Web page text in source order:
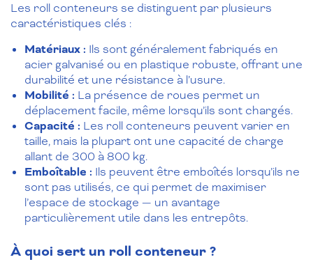
Les roll conteneurs se distinguent par plusieurs
caractéristiques clés :
Matériaux : Ils sont généralement fabriqués en
acier galvanisé ou en plastique robuste, offrant une
durabilité et une résistance à l’usure.
Mobilité : La présence de roues permet un
déplacement facile, même lorsqu’ils sont chargés.
Capacité : Les roll conteneurs peuvent varier en
taille, mais la plupart ont une capacité de charge
allant de 300 à 800 kg.
Emboîtable : Ils peuvent être emboîtés lorsqu’ils ne
sont pas utilisés, ce qui permet de maximiser
l’espace de stockage — un avantage
particulièrement utile dans les entrepôts.
À quoi sert un roll conteneur ?